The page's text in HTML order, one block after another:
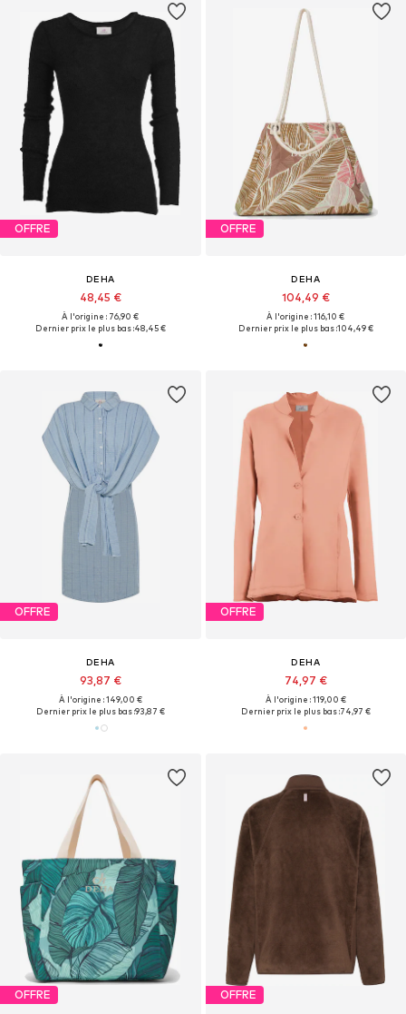
OFFRE
DEHA
48,45 €
À l'origine : 76,90 €
Dernier prix le plus bas :48,45 €
OFFRE
DEHA
104,49 €
À l'origine : 116,10 €
Dernier prix le plus bas :104,49 €
OFFRE
DEHA
93,87 €
À l'origine : 149,00 €
Dernier prix le plus bas :93,87 €
OFFRE
DEHA
74,97 €
À l'origine : 119,00 €
Dernier prix le plus bas :74,97 €
OFFRE OFFRE